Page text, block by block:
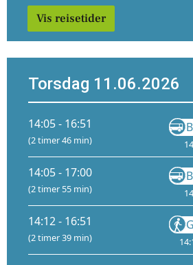
Vis reisetider
Torsdag 11.06.2026
14:05 - 16:51
(2 timer 46 min)
14:05 - 17:00
(2 timer 55 min)
14:12 - 16:51
(2 timer 39 min)